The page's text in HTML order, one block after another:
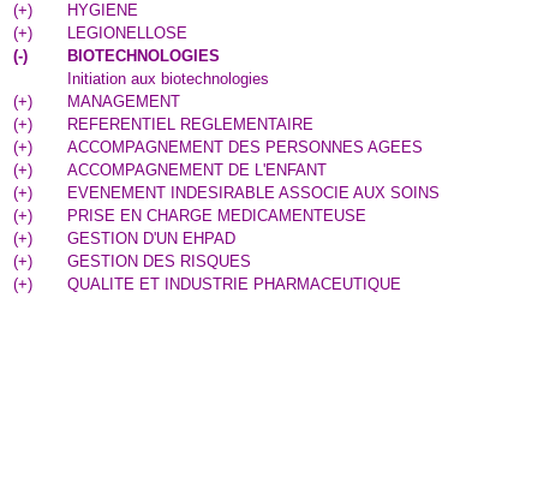
(+)
HYGIENE
(+)
LEGIONELLOSE
(-)
BIOTECHNOLOGIES
Initiation aux biotechnologies
(+)
MANAGEMENT
(+)
REFERENTIEL REGLEMENTAIRE
(+)
ACCOMPAGNEMENT DES PERSONNES AGEES
(+)
ACCOMPAGNEMENT DE L'ENFANT
(+)
EVENEMENT INDESIRABLE ASSOCIE AUX SOINS
(+)
PRISE EN CHARGE MEDICAMENTEUSE
(+)
GESTION D'UN EHPAD
(+)
GESTION DES RISQUES
(+) QUALITE ET INDUSTRIE PHARMACEUTIQUE